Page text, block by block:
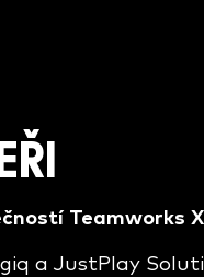
Teamworks
a JustPlay